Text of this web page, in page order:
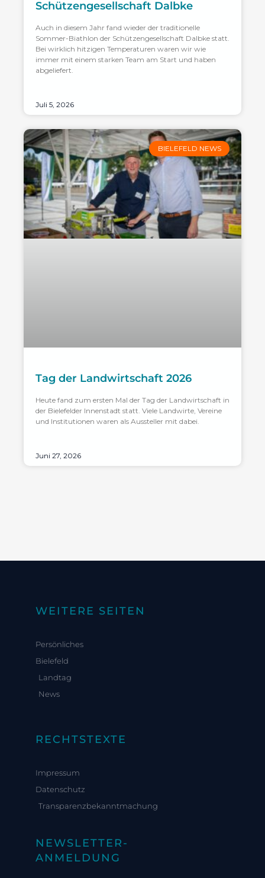
Schützengesellschaft Dalbke
Auch in diesem Jahr fand wieder der traditionelle
Sommer-Biathlon der Schützengesellschaft Dalbke statt.
Bei wirklich hitzigen Temperaturen waren wir wie
immer mit einem starken Team am Start und haben
abgeliefert.
Juli 5, 2026
BIELEFELD NEWS
Tag der Landwirtschaft 2026
Heute fand zum ersten Mal der Tag der Landwirtschaft in
der Bielefelder Innenstadt statt. Viele Landwirte, Vereine
und Institutionen waren als Aussteller mit dabei.
Juni 27, 2026
WEITERE SEITEN
Persönliches
Bielefeld
Landtag
News
RECHTSTEXTE
Impressum
Datenschutz
Transparenzbekanntmachung
NEWSLETTER-
ANMELDUNG